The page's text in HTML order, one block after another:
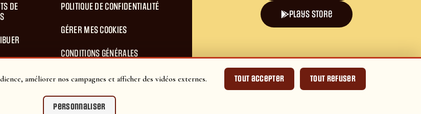
améliorer nos campagnes et afficher des vidéos externes.
Tout accepter Tout refuser
Personnaliser
DE
POLITIQUE DE CONFIDENTIALITÉ
GÉRER MES COOKIES
CONDITIONS GÉNÉRALES
CONDITIONS GÉNÉRALES DE VENTES
plays store